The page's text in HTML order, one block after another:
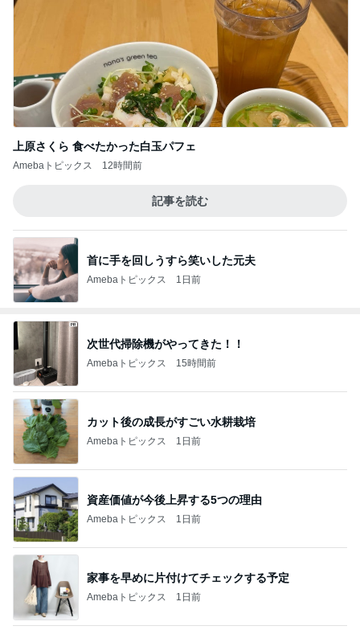
上原さくら 食べたかった白玉パフェ
Amebaトピックス 12時間前
記事を読む
首に手を回しうすら笑いした元夫
Amebaトピックス 1日前
次世代掃除機がやってきた！！
Amebaトピックス 15時間前
カット後の成長がすごい水耕栽培
Amebaトピックス 1日前
資産価値が今後上昇する5つの理由
Amebaトピックス 1日前
家事を早めに片付けてチェックする予定
Amebaトピックス 1日前